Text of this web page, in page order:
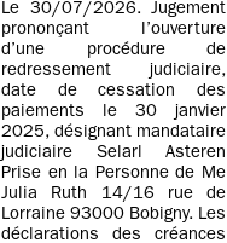
Le 30/07/2026. Jugement
prononçant l’ouverture
d’une procédure de
redressement judiciaire,
date de cessation des
paiements le 30 janvier
2025, désignant mandataire
judiciaire Selarl Asteren
Prise en la Personne de Me
Julia Ruth 14/16 rue de
Lorraine 93000 Bobigny. Les
déclarations des créances